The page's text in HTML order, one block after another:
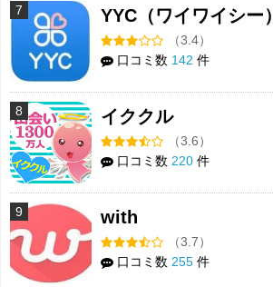
7 YYC（ワイワイシー）
（3.4）
口コミ数 142 件
8 イククル
（3.6）
口コミ数 220 件
9 with
（3.7）
口コミ数 255 件